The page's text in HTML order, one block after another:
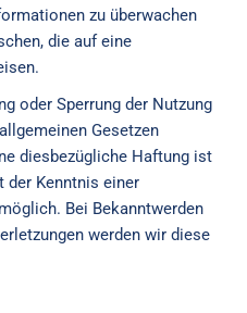
zu überwachen
die auf eine
oder Sperrung der Nutzung
Gesetzen
diesbezügliche Haftung ist
der Kenntnis einer
Bei Bekanntwerden
werden wir diese